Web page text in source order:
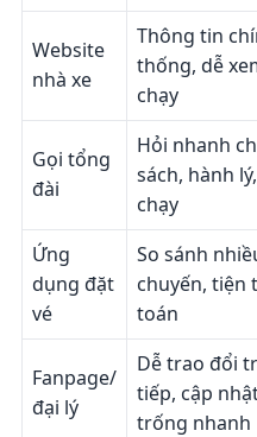
Website
nhà xe
Thông tin
thống, dễ
chạy
Gọi tổng
đài
Hỏi nhanh
sách, hành
chạy
Ứng
dụng đặt
vé
So sánh
chuyến, tiện
toán
Fanpage/
đại lý
Dễ trao đổi
tiếp, cập
trống nhanh